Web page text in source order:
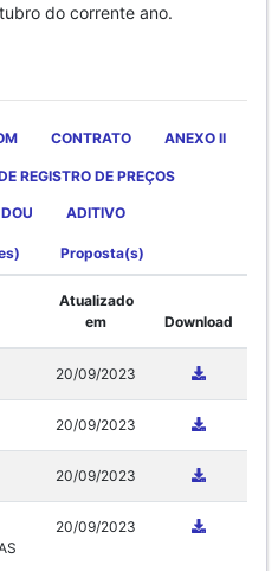
do corrente ano.
CONTRATO ANEXO II
REGISTRO DE PREÇOS
ADITIVO
Proposta(s)
Atualizado
em
Download
20/09/2023
20/09/2023
20/09/2023
20/09/2023